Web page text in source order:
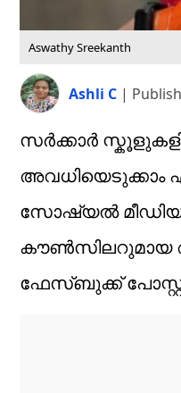
Aswathy Sreekanth
Ashli C |
സർക്കാർ
അവധിയെടുക്കാം
സോഷ്യൽ മീഡിയ
കൗൺസിലറുമായ
ഫേസ്ബുക്ക് പോസ്റ്റ്